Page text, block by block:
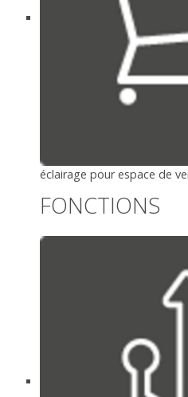
éclairage pour espace de
FONCTIONS